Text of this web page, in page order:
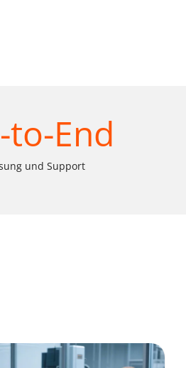
to-End
und Support